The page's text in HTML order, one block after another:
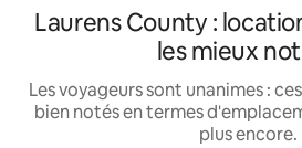
Laurens County :
les mieux
Les voyageurs sont unanimes :
bien notés en termes
plus encore.